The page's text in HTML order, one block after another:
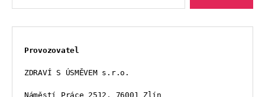
Provozovatel
ZDRAVÍ S ÚSMĚVEM s.r.o.
Náměstí Práce 2512, 76001 Zlín